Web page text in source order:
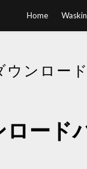
Home
ウンロー
ード